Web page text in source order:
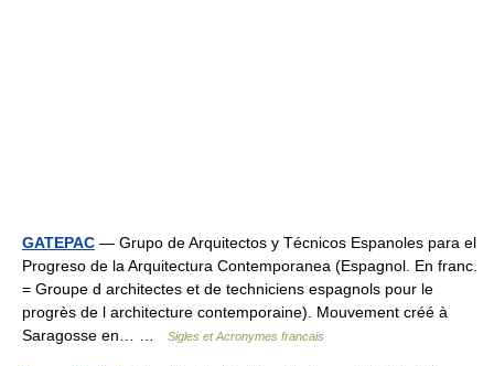
GATEPAC — Grupo de Arquitectos y Técnicos Espanoles para el
Progreso de la Arquitectura Contemporanea (Espagnol. En franc.
= Groupe d architectes et de techniciens espagnols pour le
progrès de l architecture contemporaine). Mouvement créé à
Saragosse en… …
Sigles et Acronymes francais